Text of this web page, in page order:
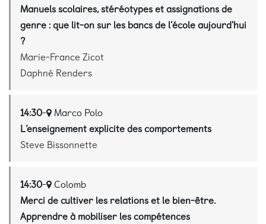
Manuels scolaires, stéréotypes et assignations de
genre : que lit-on sur les bancs de l'école aujourd'hui
?
Marie-France Zicot
Daphné Renders
14:30- Marco Polo
L’enseignement explicite des comportements
Steve Bissonnette
14:30- Colomb
Merci de cultiver les relations et le bien-être.
Apprendre à mobiliser les compétences